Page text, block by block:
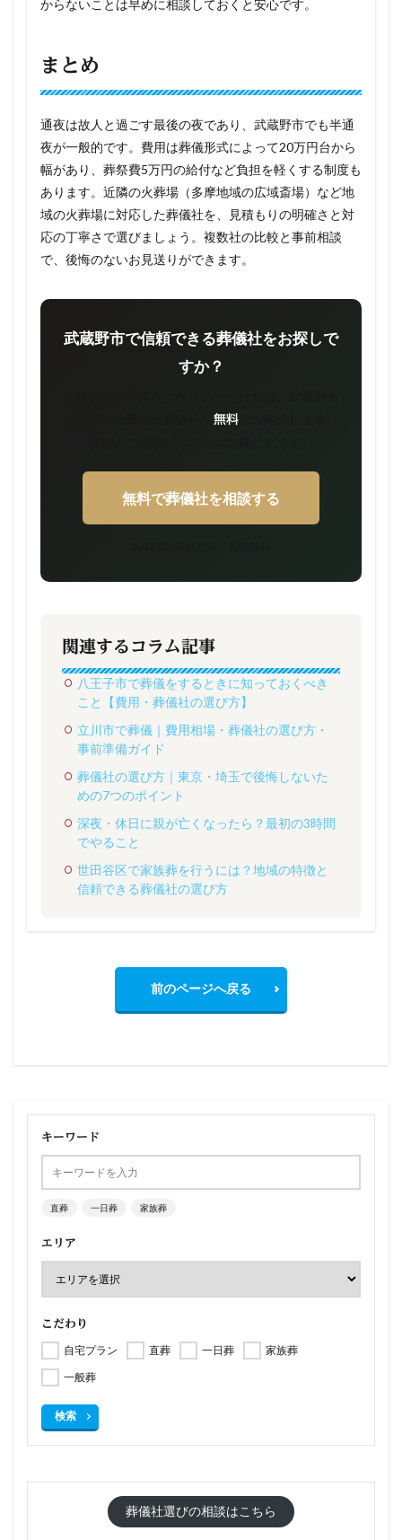
からないことは早めに相談しておくと安心です。
まとめ
通夜は故人と過ごす最後の夜であり、武蔵野市でも半通
夜が一般的です。費用は葬儀形式によって20万円台から
幅があり、葬祭費5万円の給付など負担を軽くする制度も
あります。近隣の火葬場（多摩地域の広域斎場）など地
域の火葬場に対応した葬儀社を、見積もりの明確さと対
応の丁寧さで選びましょう。複数社の比較と事前相談
で、後悔のないお見送りができます。
武蔵野市で信頼できる葬儀社をお探しで
すか？
無料
無料で葬儀社を相談する
関連するコラム記事
八王子市で葬儀をするときに知っておくべき
こと【費用・葬儀社の選び方】
立川市で葬儀｜費用相場・葬儀社の選び方・
事前準備ガイド
葬儀社の選び方｜東京・埼玉で後悔しないた
めの7つのポイント
深夜・休日に親が亡くなったら？最初の3時間
でやること
世田谷区で家族葬を行うには？地域の特徴と
信頼できる葬儀社の選び方
前のページへ戻る
キーワード
直葬 一日葬 家族葬
エリア
こだわり
自宅プラン 直葬 一日葬
家族葬
一般葬
検索
葬儀社選びの相談はこちら